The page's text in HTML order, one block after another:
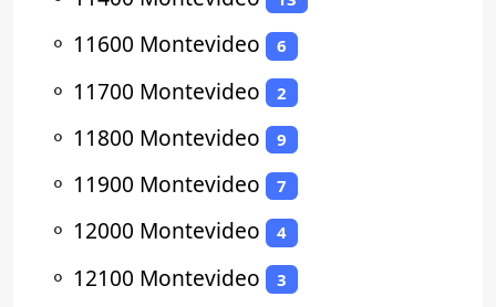
⚬ 11600 Montevideo 6
⚬ 11700 Montevideo 2
⚬ 11800 Montevideo 9
⚬ 11900 Montevideo 7
⚬ 12000 Montevideo 4
⚬ 12100 Montevideo 3